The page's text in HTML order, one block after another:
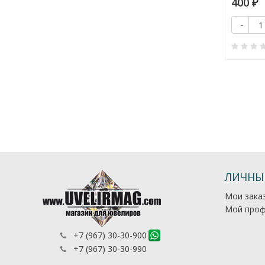
₽
-
+7 (967) 30-30-900
+7 (967) 30-30-990
Мои
Мой